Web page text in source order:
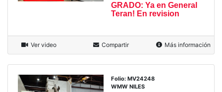
GRADO: Ya en General
Teran! En revision
Ver video Compartir Más información
Folio: MV24248
WMW NILES